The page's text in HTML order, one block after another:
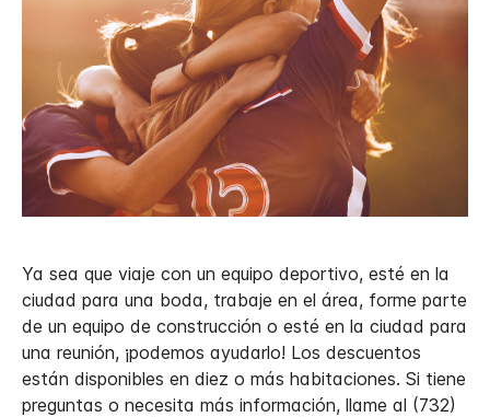
Ya sea que viaje con un equipo deportivo, esté en la
ciudad para una boda, trabaje en el área, forme parte
de un equipo de construcción o esté en la ciudad para
una reunión, ¡podemos ayudarlo! Los descuentos
están disponibles en diez o más habitaciones. Si tiene
preguntas o necesita más información, llame al (732)